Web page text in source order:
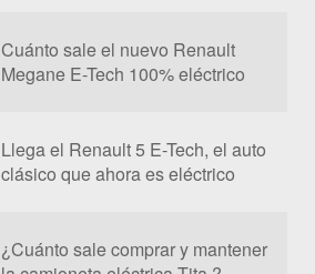
Cuánto sale el nuevo Renault
Megane E-Tech 100% eléctrico
Llega el Renault 5 E-Tech, el auto
clásico que ahora es eléctrico
¿Cuánto sale comprar y mantener